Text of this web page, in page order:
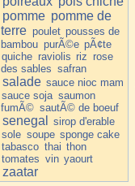
pomme pomme de
terre poulet pousses de
bambou purÃ©e pÃ¢te
quiche raviolis riz rose
des sables safran
salade sauce nioc mam
sauce soja saumon
fumÃ© sautÃ© de boeuf
senegal
sirop d'erable
sole soupe sponge cake
tabasco thai thon
tomates vin yaourt
zaatar